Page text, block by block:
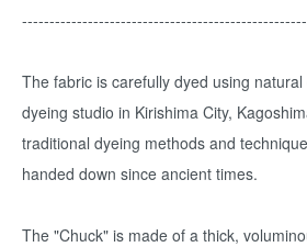
The fabric is carefully dyed using
dyeing studio in Kirishima City,
traditional dyeing methods and
handed down since ancient times.
The "Chuck" is made of a thick,